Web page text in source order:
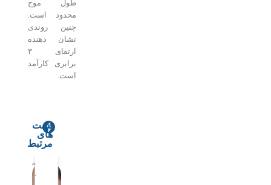
ر
ه
ش
م
طول موج
محدود است.
چنین روندی
نشان دهنده
ارتقای ۳
برابری کارآمد